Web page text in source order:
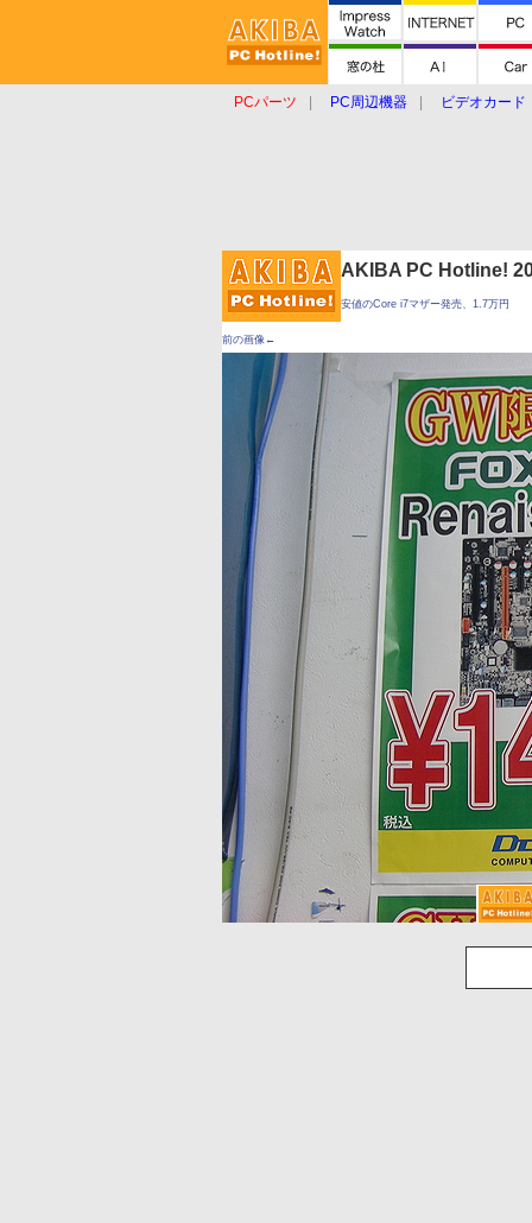
PCパーツ PC周辺機器
ビデオカード
AKIBA PC Hotline!
安値のCore i7マザー発売、1.7万円
前の画像←